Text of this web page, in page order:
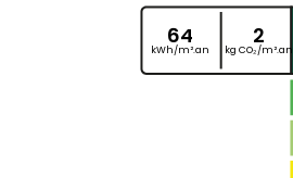
64
kWh/m².an
2
kg CO₂/m².an